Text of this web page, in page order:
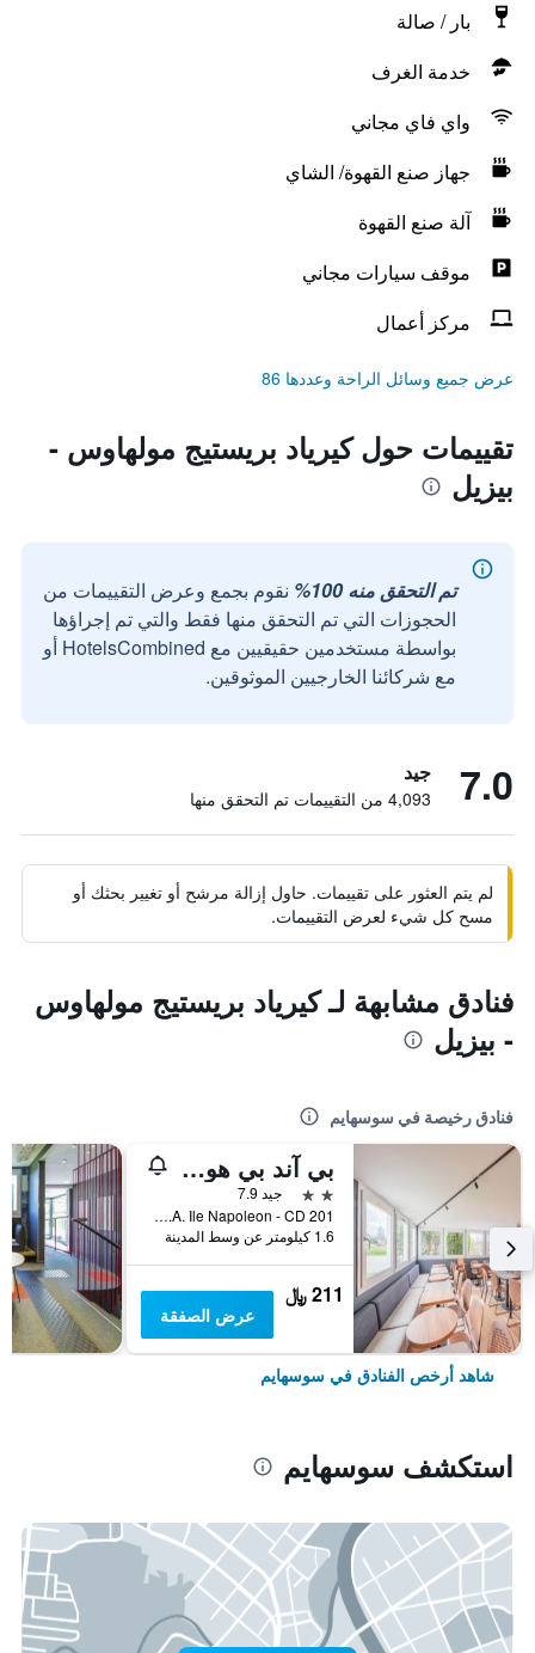
بار / صالة
خدمة الغرف
واي فاي مجاني
جهاز صنع القهوة/ الشاي
آلة صنع القهوة
موقف سيارات مجاني
مركز أعمال
عرض جميع وسائل الراحة وعددها 86
تقييمات حول كيرياد بريستيج مولهاوس -
بيزيل
تم التحقق منه 100%
نقوم بجمع وعرض التقييمات من
الحجوزات التي تم التحقق منها فقط والتي تم إجراؤها
بواسطة مستخدمين حقيقيين مع HotelsCombined أو
مع شركائنا الخارجيين الموثوقين.
7.0 جيد
4,093 من التقييمات تم التحقق منها
لم يتم العثور على تقييمات. حاول إزالة مرشح أو تغيير بحثك أو
مسح كل شيء لعرض التقييمات.
فنادق مشابهة لـ كيرياد بريستيج مولهاوس
- بيزيل
فنادق رخيصة في سوسهايم
بي آند بي هوتل مولهاوس سوشيم
2 نجمتين
جيد 7.9
Z.A. Ile Napoleon - CD 201, سوسهايم, إقليم الراين الأعلى, فرنسا
1.6 كيلومتر عن وسط المدينة
211 ﷼
عرض الصفقة
شاهد أرخص الفنادق في سوسهايم
استكشف سوسهايم